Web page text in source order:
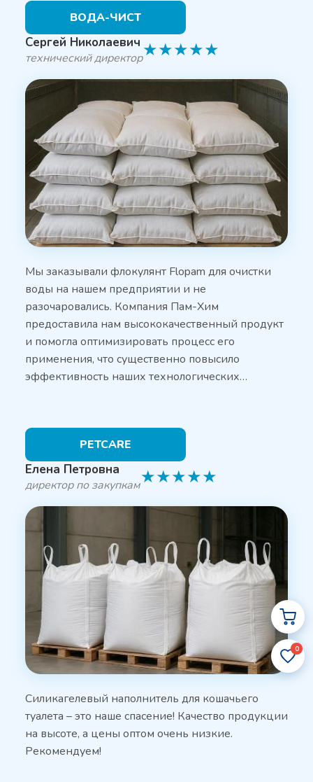
0
ВОДА-ЧИСТ
Сергей Николаевич
технический директор★★★★★
Мы заказывали флокулянт Flopam для очистки
воды на нашем предприятии и не
разочаровались. Компания Пам-Хим
предоставила нам высококачественный продукт
и помогла оптимизировать процесс его
применения, что существенно повысило
эффективность наших технологических…
PETCARE
Елена Петровна
директор по закупкам★★★★★
Силикагелевый наполнитель для кошачьего
туалета – это наше спасение! Качество продукции
на высоте, а цены оптом очень низкие.
Рекомендуем!